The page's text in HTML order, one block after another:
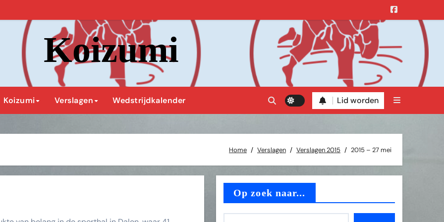
Koizumi
Koizumi Verslagen Wedstrijdkalender Lid worden
Home Verslagen Verslagen 2015 2015 – 27 mei
Op zoek naar...